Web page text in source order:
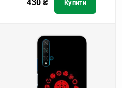
430 ₴ Купити